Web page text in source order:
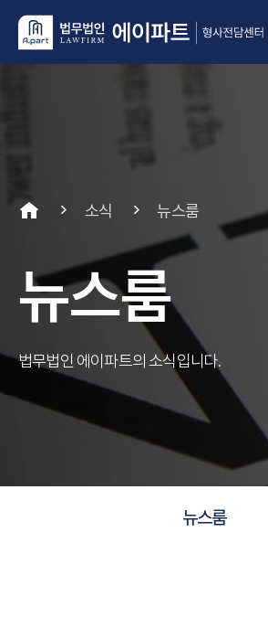
소식 뉴스룸
뉴스룸
법무법인 에이파트의 소식입니다.
뉴스룸